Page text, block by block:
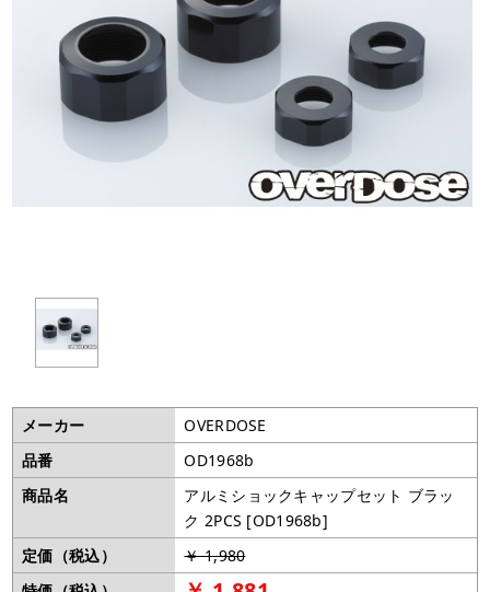
メーカー
OVERDOSE
品番
OD1968b
商品名
アルミショックキャップセット ブラッ
ク 2PCS [OD1968b]
定価（税込）
￥ 1,980